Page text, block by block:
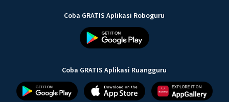
Coba GRATIS Aplikasi Roboguru
Coba GRATIS Aplikasi Ruangguru